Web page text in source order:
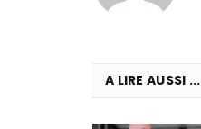
A LIRE AUSSI ...